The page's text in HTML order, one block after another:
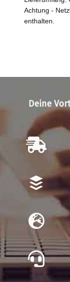
Achtung -
enthalten.
Deine